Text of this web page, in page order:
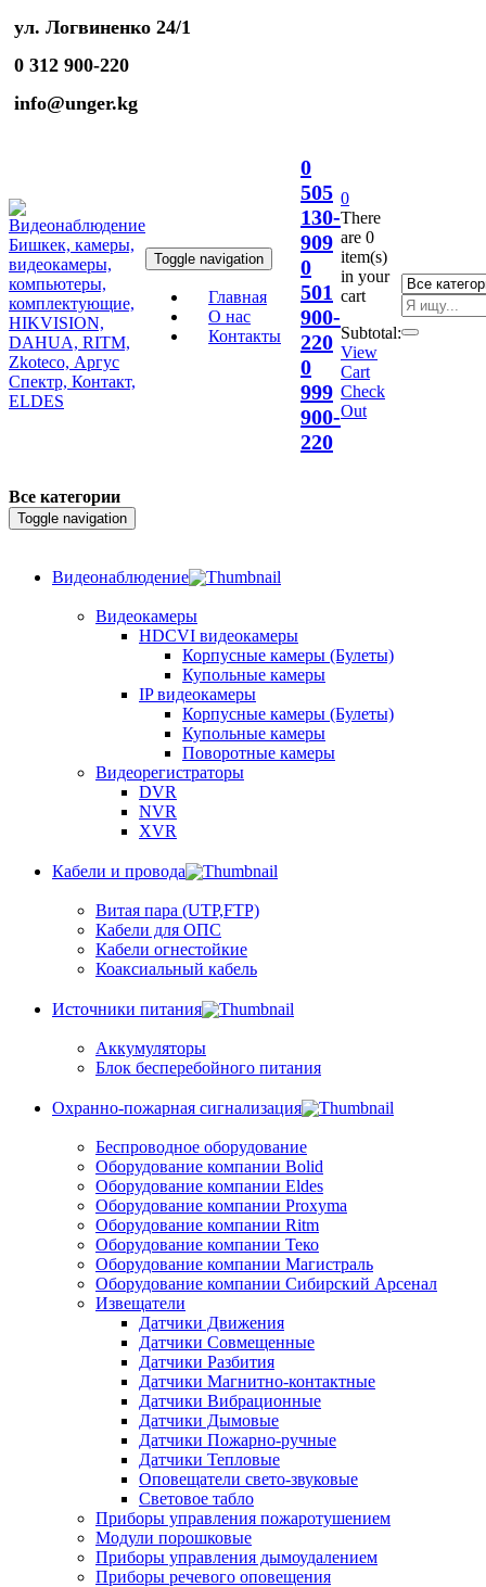
ул. Логвиненко 24/1
0 312 900-220
info@unger.kg
Toggle navigation
Главная
О нас
Контакты
0
505
130-
909
0
501
900-
220
0
999
900-
220
0
There
are 0
item(s)
in your
cart
Subtotal:
View
Cart
Check
Out
Все категории
Toggle navigation
Видеонаблюдение
Видеокамеры
HDCVI видеокамеры
Корпусные камеры (Булеты)
Купольные камеры
IP видеокамеры
Корпусные камеры (Булеты)
Купольные камеры
Поворотные камеры
Видеорегистраторы
DVR
NVR
XVR
Кабели и провода
Витая пара (UTP,FTP)
Кабели для ОПС
Кабели огнестойкие
Коаксиальный кабель
Источники питания
Аккумуляторы
Блок бесперебойного питания
Охранно-пожарная сигнализация
Беспроводное оборудование
Оборудование компании Bolid
Оборудование компании Eldes
Оборудование компании Proxyma
Оборудование компании Ritm
Оборудование компании Теко
Оборудование компании Магистраль
Оборудование компании Сибирский Арсенал
Извещатели
Датчики Движения
Датчики Совмещенные
Датчики Разбития
Датчики Магнитно-контактные
Датчики Вибрационные
Датчики Дымовые
Датчики Пожарно-ручные
Датчики Тепловые
Оповещатели свето-звуковые
Световое табло
Приборы управления пожаротушением
Модули порошковые
Приборы управления дымоудалением
Приборы речевого оповещения